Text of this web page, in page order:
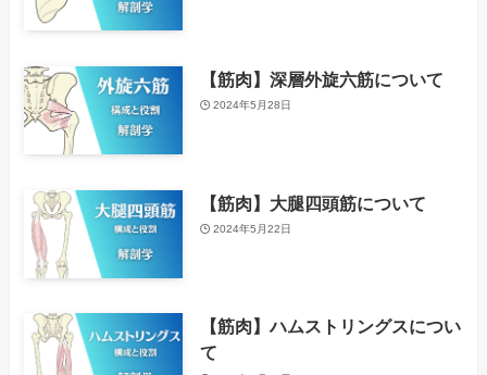
【筋肉】深層外旋六筋について
2024年5月28日
【筋肉】大腿四頭筋について
2024年5月22日
【筋肉】ハムストリングスについ
て